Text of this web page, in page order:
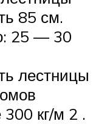
85 см.
25 — 30
лестницы
кг/м 2 .